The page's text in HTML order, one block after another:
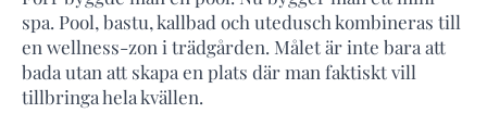
spa. Pool, bastu, kallbad och utedusch kombineras till
en wellness-zon i trädgården. Målet är inte bara att
bada utan att skapa en plats där man faktiskt vill
tillbringa hela kvällen.